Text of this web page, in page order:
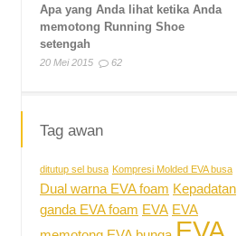
Apa yang Anda lihat ketika Anda
memotong Running Shoe
setengah
20 Mei 2015 62
Tag awan
ditutup sel busa Kompresi Molded EVA busa
Dual warna EVA foam Kepadatan
ganda EVA foam EVA EVA